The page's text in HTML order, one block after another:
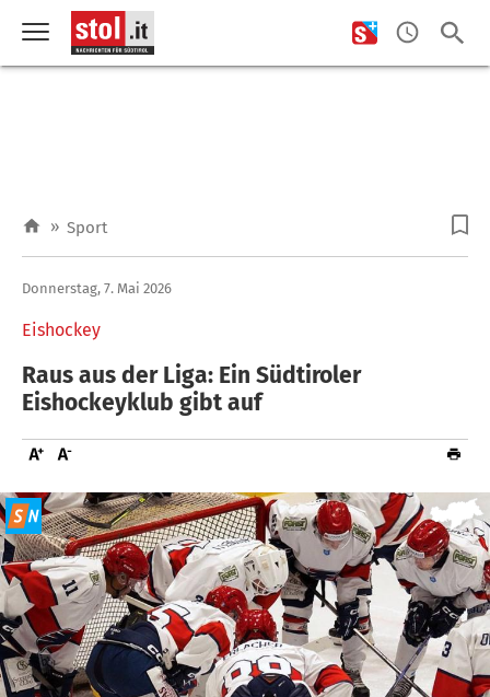
» Sport
Eishockey
Donnerstag, 7. Mai 2026
Raus aus der Liga: Ein Südtiroler
Eishockeyklub gibt auf